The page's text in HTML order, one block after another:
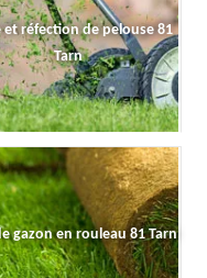
et réfection de pelouse 81
Tarn
gazon en rouleau 81 Tarn